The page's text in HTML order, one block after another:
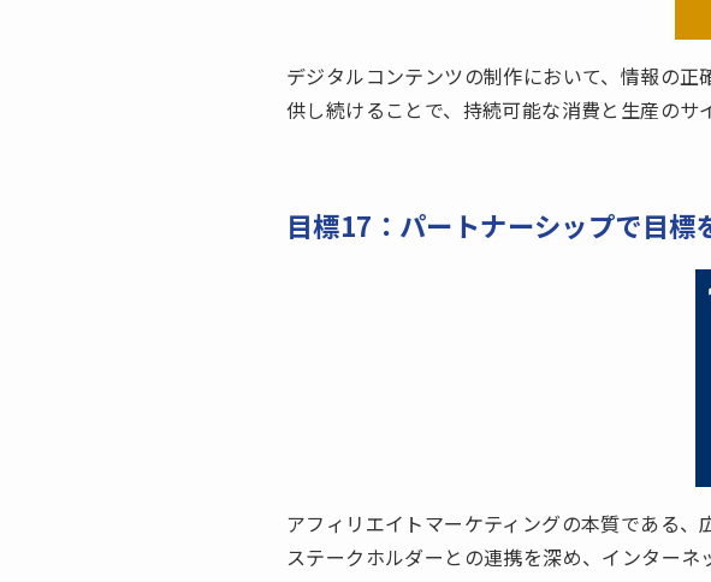
デジタルコンテンツの制作において、情報の
供し続けることで、持続可能な消費と生産のサ
目標17：パートナーシップで目標
アフィリエイトマーケティングの本質である
ステークホルダーとの連携を深め、インターネ